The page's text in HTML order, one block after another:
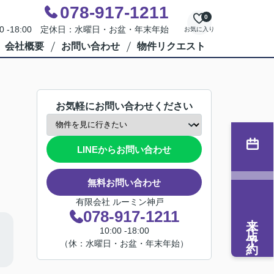
078-917-1211
-18:00 定休日：水曜日・お盆・年末年始 お気に入り
0
会社概要 お問い合わせ 物件リクエスト
お気軽にお問い合わせください
LINEからお問い合わせ
無料お問い合わせ
有限会社 ルーミン神戸
078-917-1211
10:00 -18:00
（休：水曜日・お盆・年末年始）
来店予約